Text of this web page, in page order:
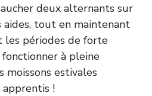
deux alternants sur
aides, tout en maintenant
les périodes de forte
fonctionner à pleine
moissons estivales
apprentis !